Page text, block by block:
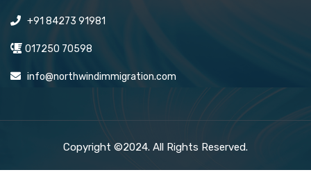
+91 84273 91981
017250 70598
info@northwindimmigration.com
Copyright ©2024. All Rights Reserved.